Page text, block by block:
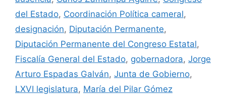
del Estado, Coordinación Política cameral,
designación, Diputación Permanente,
Diputación Permanente del Congreso Estatal,
Fiscalía General del Estado, gobernadora, Jorge
Arturo Espadas Galván, Junta de Gobierno,
LXVI legislatura, María del Pilar Gómez